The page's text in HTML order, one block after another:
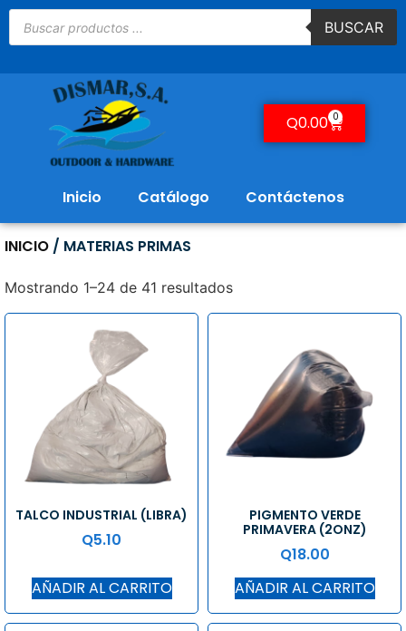
BUSCAR
Q0.00 0
Inicio Catálogo Contáctenos
INICIO / MATERIAS PRIMAS
Mostrando 1–24 de 41 resultados
TALCO INDUSTRIAL (LIBRA)
Q5.10
AÑADIR AL CARRITO
PIGMENTO VERDE
PRIMAVERA (2ONZ)
Q18.00
AÑADIR AL CARRITO